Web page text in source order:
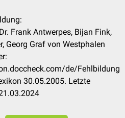
Frank Antwerpes, Bijan Fink,
Georg Graf von Westphalen
de/Fehlbildung
30.05.2005. Letzte